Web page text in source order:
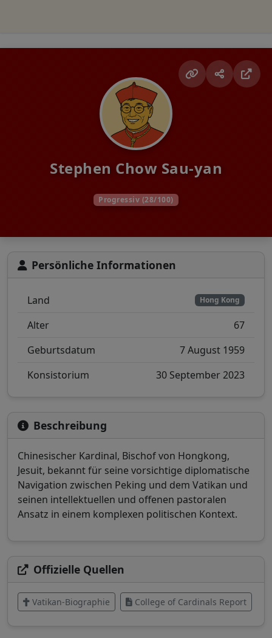
Stephen Chow Sau-yan
Progressiv (28/100)
Persönliche Informationen
Land Hong Kong
Alter
67
Geburtsdatum
7 August 1959
Konsistorium
30 September 2023
Beschreibung
Chinesischer Kardinal, Bischof von Hongkong,
Jesuit, bekannt für seine vorsichtige diplomatische
Navigation zwischen Peking und dem Vatikan und
seinen intellektuellen und offenen pastoralen
Ansatz in einem komplexen politischen Kontext.
Offizielle Quellen
Vatikan-Biographie College of Cardinals Report